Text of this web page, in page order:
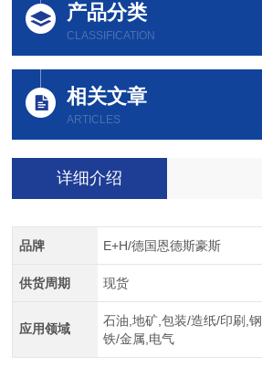
产品分类
CLASSIFICATION
相关文章
ARTICLES
详细介绍
品牌 E+H/德国恩德斯豪斯
供货周期 现货
应用领域
石油,地矿,包装/造纸/印刷,钢
铁/金属,电气